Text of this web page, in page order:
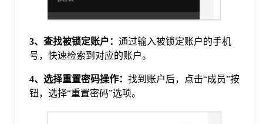
3、查找被锁定账户： 通过输入被锁定账户的手机
号，快速检索到对应的账户。
4、选择重置密码操作： 找到账户后，点击“成员”按
钮，选择“重置密码”选项。